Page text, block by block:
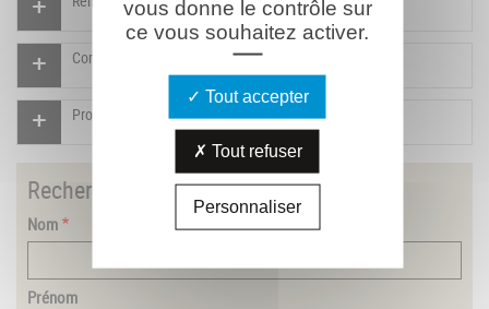
Compléter la fiche pour ce combattant
Proposer un document pour ce combattant
Rechercher un combattant
Nom
Prénom
vous donne le contrôle sur
ce vous souhaitez activer.
Tout accepter
Tout refuser
Personnaliser